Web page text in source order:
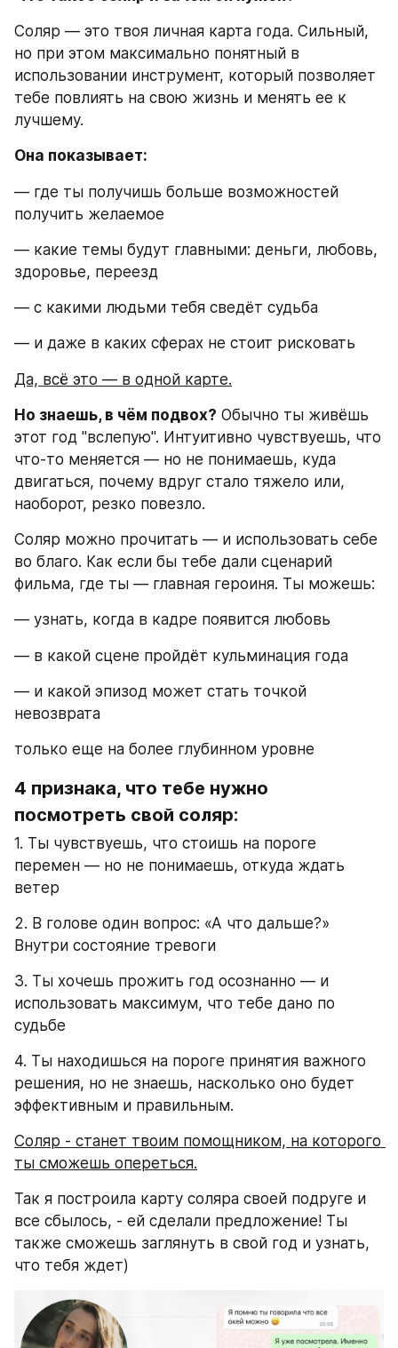
Соляр — это твоя личная карта года. Сильный,
но при этом максимально понятный в
использовании инструмент, который позволяет
тебе повлиять на свою жизнь и менять ее к
лучшему.
Она показывает:
— где ты получишь больше возможностей
получить желаемое
— какие темы будут главными: деньги, любовь,
здоровье, переезд
— с какими людьми тебя сведёт судьба
— и даже в каких сферах не стоит рисковать
Да, всё это — в одной карте.
Но знаешь, в чём подвох? Обычно ты живёшь
этот год "вслепую". Интуитивно чувствуешь, что
что-то меняется — но не понимаешь, куда
двигаться, почему вдруг стало тяжело или,
наоборот, резко повезло.
Соляр можно прочитать — и использовать себе
во благо. Как если бы тебе дали сценарий
фильма, где ты — главная героиня. Ты можешь:
— узнать, когда в кадре появится любовь
— в какой сцене пройдёт кульминация года
— и какой эпизод может стать точкой
невозврата
только еще на более глубинном уровне
4 признака, что тебе нужно
посмотреть свой соляр:
1. Ты чувствуешь, что стоишь на пороге
перемен — но не понимаешь, откуда ждать
ветер
2. В голове один вопрос: «А что дальше?»
Внутри состояние тревоги
3. Ты хочешь прожить год осознанно — и
использовать максимум, что тебе дано по
судьбе
4. Ты находишься на пороге принятия важного
решения, но не знаешь, насколько оно будет
эффективным и правильным.
Соляр - станет твоим помощником, на которого
ты сможешь опереться.
Так я построила карту соляра своей подруге и
все сбылось, - ей сделали предложение! Ты
также сможешь заглянуть в свой год и узнать,
что тебя ждет)